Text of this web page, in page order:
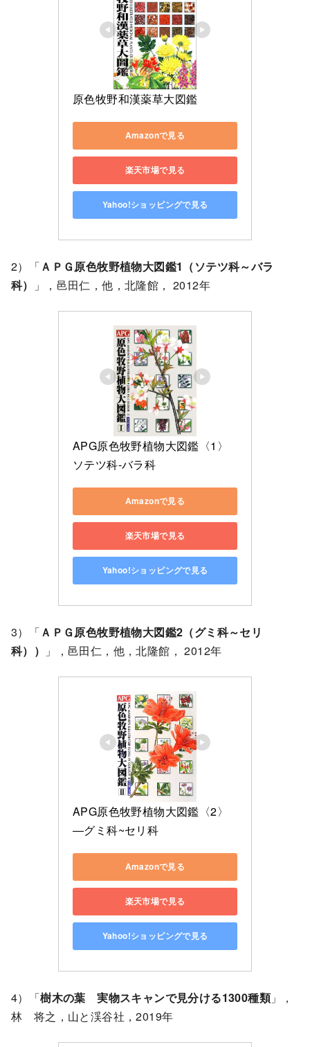
原色牧野和漢薬草大図鑑
Amazonで見る
楽天市場で見る
Yahoo!ショッピングで見る
2）「ＡＰＧ原色牧野植物大図鑑1（ソテツ科～バラ
科）
」，邑田仁，他，北隆館， 2012年
APG原色牧野植物大図鑑〈1〉
ソテツ科‐バラ科
Amazonで見る
楽天市場で見る
Yahoo!ショッピングで見る
3）「ＡＰＧ原色牧野植物大図鑑2（グミ科～セリ
科））
」，邑田仁，他，北隆館， 2012年
APG原色牧野植物大図鑑〈2〉
―グミ科~セリ科
Amazonで見る
楽天市場で見る
Yahoo!ショッピングで見る
4）「樹木の葉 実物スキャンで見分ける1300種類」，
林 将之，山と渓谷社，2019年